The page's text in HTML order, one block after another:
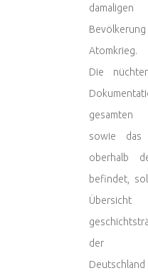
Atomkrieg.
Die
gesamten
sowie das
oberhalb
befindet,
der